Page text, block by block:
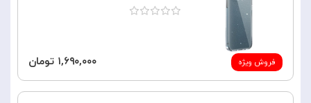
فروش ویژه ۱,۶۹۰,۰۰۰ تومان